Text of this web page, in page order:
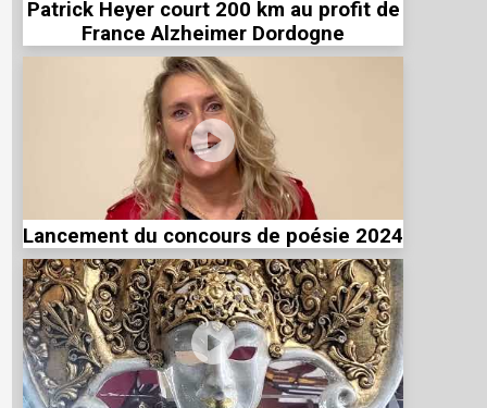
Patrick Heyer court 200 km au profit de
France Alzheimer Dordogne
Lancement du concours de poésie 2024